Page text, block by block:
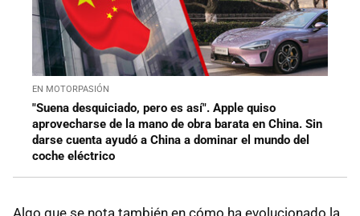
EN MOTORPASIÓN
"Suena desquiciado, pero es así". Apple quiso
aprovecharse de la mano de obra barata en China. Sin
darse cuenta ayudó a China a dominar el mundo del
coche eléctrico